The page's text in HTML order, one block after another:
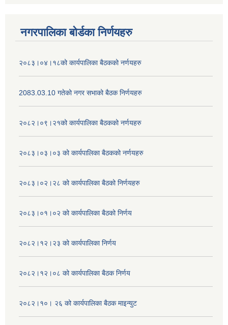
नगरपालिका बोर्डका निर्णयहरु
२०८३।०४।१८को कार्यपालिका बैठकको नर्णयहरु
2083.03.10 गतेको नगर सभाको बैठक निर्णयहरु
२०८२।०९।२१को कार्यपालिका बैठकको नर्णयहरु
२०८३।०३।०३ को कार्यपालिका बैठकको नर्णयहरु
२०८३।०२।२८ को कार्यपालिका बैठको निर्णयहरु
२०८३।०१।०२ को कार्यपालिका बैठको निर्णय
२०८२।१२।२३ को कार्यपालिका निर्णय
२०८२।१२।०८ को कार्यपालिका बैठक निर्णय
२०८२।१०। २६ को कार्यपालिका बैठक माइन्युट